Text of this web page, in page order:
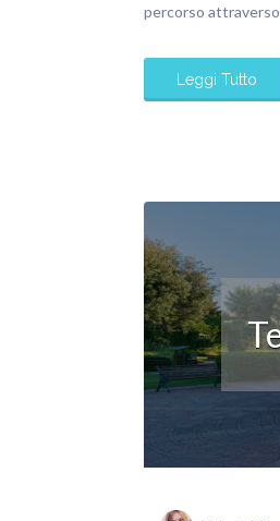
percorso
Leggi Tutto